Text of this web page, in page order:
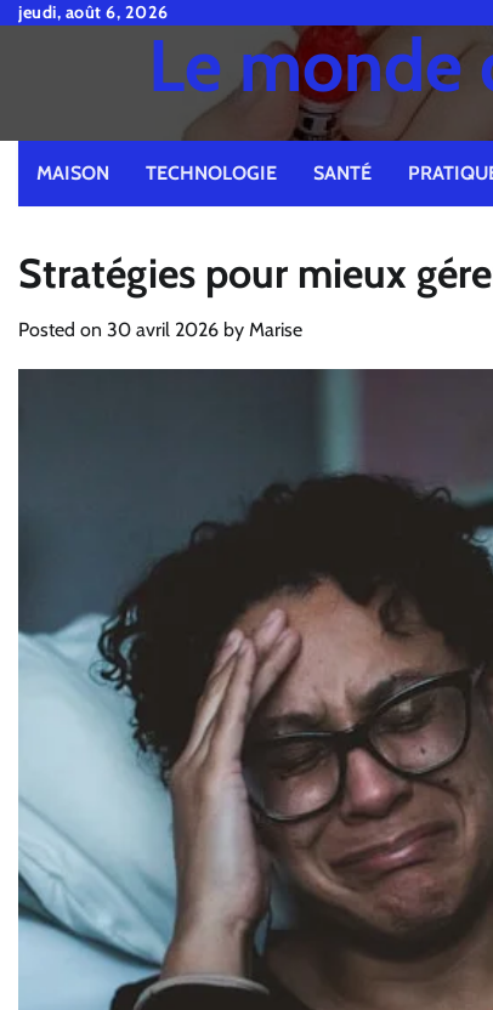
Skipjeudi, août 6, 2026
Le monde
MAISON TECHNOLOGIE SANTÉ
Stratégies pour mieux
Posted on 30 avril 2026 by Marise